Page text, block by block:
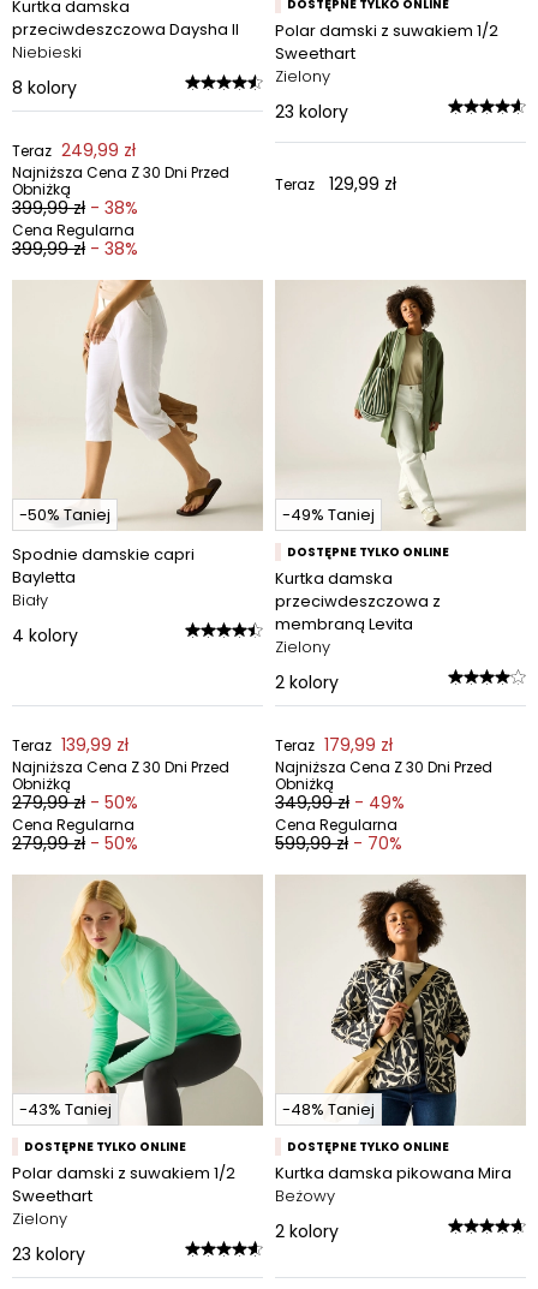
Kurtka damska
przeciwdeszczowa Daysha II
Niebieski
8 kolory
Teraz 249,99 zł
Najniższa Cena Z 30 Dni Przed
Obniżką
399,99 zł - 38%
Cena Regularna
399,99 zł - 38%
DOSTĘPNE TYLKO ONLINE
Polar damski z suwakiem 1/2
Sweethart
Zielony
23 kolory
Teraz 129,99 zł
-50% Taniej
Spodnie damskie capri
Bayletta
Biały
4 kolory
Teraz 139,99 zł
Najniższa Cena Z 30 Dni Przed
Obniżką
279,99 zł - 50%
Cena Regularna
279,99 zł - 50%
-49% Taniej
DOSTĘPNE TYLKO ONLINE
Kurtka damska
przeciwdeszczowa z
membraną Levita
Zielony
2 kolory
Teraz 179,99 zł
Najniższa Cena Z 30 Dni Przed
Obniżką
349,99 zł - 49%
Cena Regularna
599,99 zł - 70%
-43% Taniej
DOSTĘPNE TYLKO ONLINE
Polar damski z suwakiem 1/2
Sweethart
Zielony
23 kolory
-48% Taniej
DOSTĘPNE TYLKO ONLINE
Kurtka damska pikowana Mira
Beżowy
2 kolory